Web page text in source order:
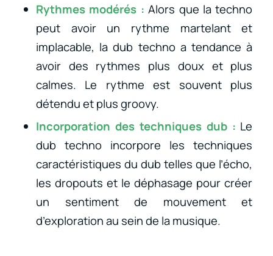
Rythmes modérés : Alors que la techno
peut avoir un rythme martelant et
implacable, la dub techno a tendance à
avoir des rythmes plus doux et plus
calmes. Le rythme est souvent plus
détendu et plus groovy.
Incorporation des techniques dub : Le
dub techno incorpore les techniques
caractéristiques du dub telles que l’écho,
les dropouts et le déphasage pour créer
un sentiment de mouvement et
d’exploration au sein de la musique.